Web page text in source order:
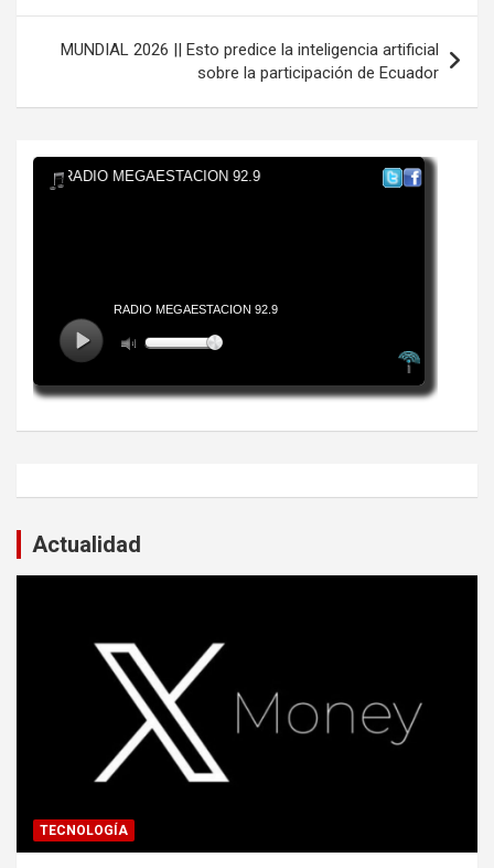
entradas
MUNDIAL 2026 || Esto predice la inteligencia artificial
sobre la participación de Ecuador
Actualidad
TECNOLOGÍA